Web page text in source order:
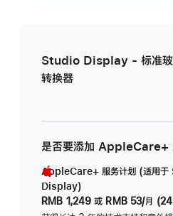
Studio Display - 标准玻
转换器
是否要添加 AppleCare+
AppleCare+ 服务计划 (适用
Display)
RMB 1,249 或 RMB 53/月